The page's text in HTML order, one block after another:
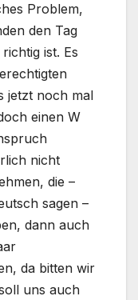
Problem,
den Tag
ist. Es
jetzt noch mal
einen W
nicht
die –
sagen –
dann auch
da bitten wir
uns auch